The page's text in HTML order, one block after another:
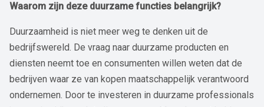
Waarom zijn deze duurzame functies belangrijk?
Duurzaamheid is niet meer weg te denken uit de
bedrijfswereld. De vraag naar duurzame producten en
diensten neemt toe en consumenten willen weten dat de
bedrijven waar ze van kopen maatschappelijk verantwoord
ondernemen. Door te investeren in duurzame professionals